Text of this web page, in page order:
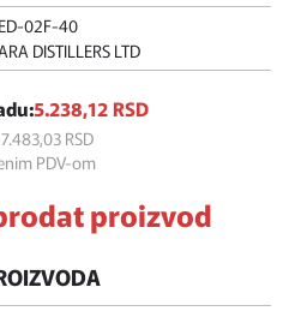
ED-02F-40
DISTILLERS LTD
5.238,12 RSD
03 RSD
PDV-om
proizvod